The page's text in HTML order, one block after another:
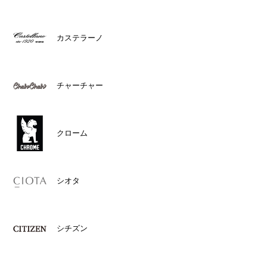
カステラーノ
チャーチャー
クローム
シオタ
シチズン